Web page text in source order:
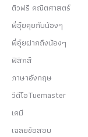
ติวฟรี คณิตศาสตร์
พี่อุ๋ยคุยกับน้องๆ
พี่อุ๋ยฝากถึงน้องๆ
ฟิสิกส์
ภาษาอังกฤษ
วีดีโอTuemaster
เคมี
เฉลยข้อสอบ